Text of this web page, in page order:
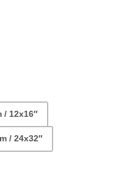
poster et de couleur
/ 12x16″
/ 24x32″